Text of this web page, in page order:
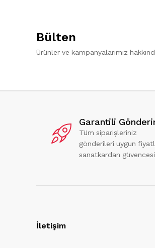
Bülten
Ürünler ve kampanyalarımız
Garantili
Tüm siparişleriniz
gönderileri uygun
sanatkardan
İletişim